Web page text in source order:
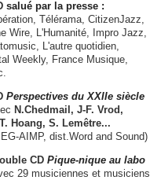
salué par la presse :
Télérama, CitizenJazz,
Wire, L'Humanité, Impro Jazz,
L'autre quotidien,
Weekly, France Musique,
Perspectives du XXIIe siècle
N.Chedmail, J-F. Vrod,
Hoang, S. Lemêtre...
AIMP, dist.Word and Sound)
CD Pique-nique au labo
29 musiciennes et musiciens